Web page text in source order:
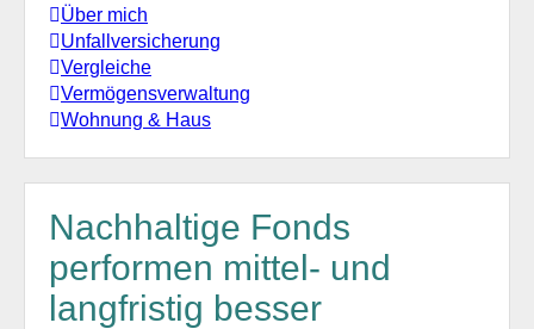
Über mich
Unfallversicherung
Vergleiche
Vermögensverwaltung
Wohnung & Haus
Nachhaltige Fonds
performen mittel- und
langfristig besser